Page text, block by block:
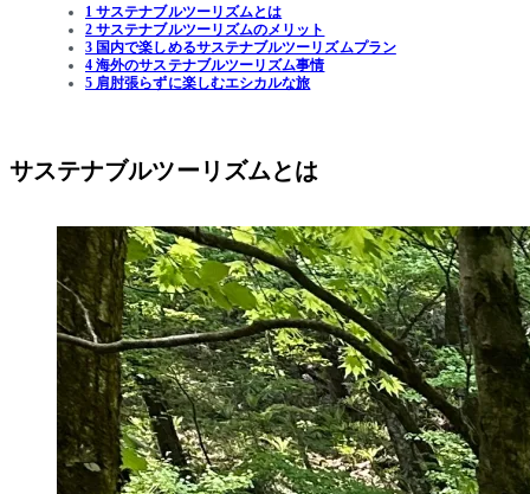
1 サステナブルツーリズムとは
2 サステナブルツーリズムのメリット
3 国内で楽しめるサステナブルツーリズムプラン
4 海外のサステナブルツーリズム事情
5 肩肘張らずに楽しむエシカルな旅
サステナブルツーリズムとは